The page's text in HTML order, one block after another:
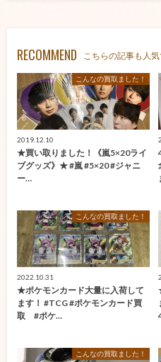
RECOMMEND こちらの記事も人気
こんなの買取ました！
2019.12.10
★買い取りました！《嵐5×20ライ
ブグッズ》★ #嵐 #5×20 #ジャニ
ー…
こんなの買取ました！
2022.10.31
★ポケモンカード大量に入荷して
ます！ #TCG #ポケモンカード買
取 #ポケ…
こんなの買取ました！